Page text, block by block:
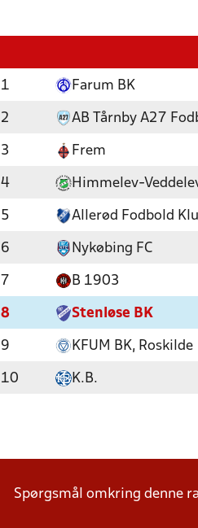
1 Farum BK
2 AB Tårnby A27
3 Frem
4 Himmelev-
5 Allerød Fodbold
6 Nykøbing FC
7 B 1903
8 Stenløse BK
9 KFUM BK, Roskilde
10 K.B.
Spørgsmål omkring denne